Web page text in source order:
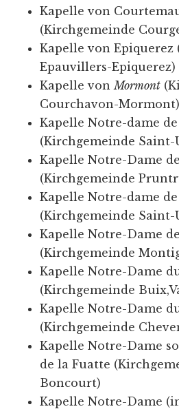
Kapelle von
(Kirchgemeinde
Kapelle von Epiquerez
Epauvillers-Epiquerez)
Kapelle von Mormont
Courchavon-Mormont)
Kapelle Notre-dame
(Kirchgemeinde Saint-
Kapelle Notre-Dame
(Kirchgemeinde
Kapelle Notre-dame
(Kirchgemeinde Saint-
Kapelle Notre-Dame
(Kirchgemeinde
Kapelle Notre-Dame
(Kirchgemeinde
Kapelle Notre-Dame
(Kirchgemeinde
Kapelle Notre-Dame
de la Fuatte
Boncourt)
Kapelle Notre-Dame